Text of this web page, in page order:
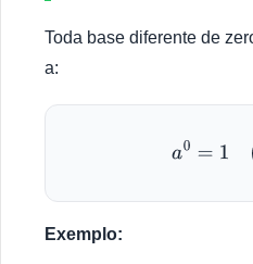
Toda base diferente de
a:
a 0=
Exemplo: